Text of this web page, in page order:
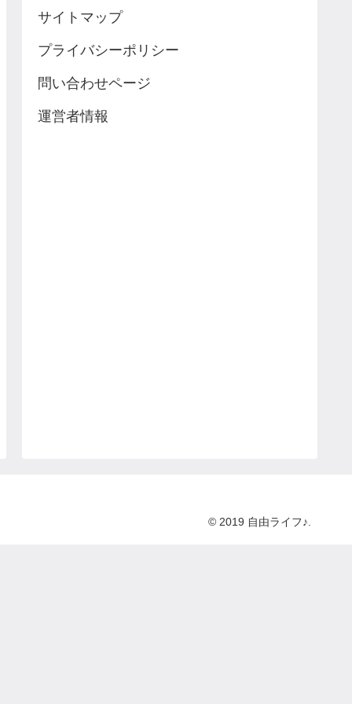
サイトマップ
プライバシーポリシー
問い合わせページ
運営者情報
© 2019 自由ライフ♪.